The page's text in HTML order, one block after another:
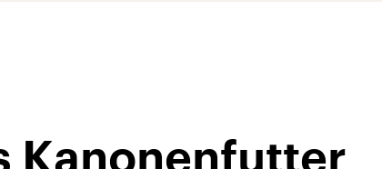
Kanonenfutter